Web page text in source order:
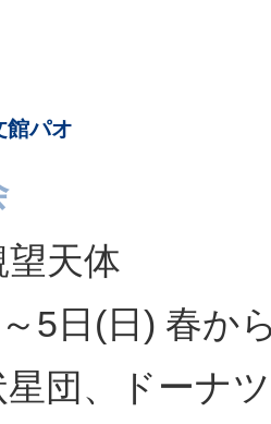
館パオ
望天体
5日(日) 春か
団、ドーナ